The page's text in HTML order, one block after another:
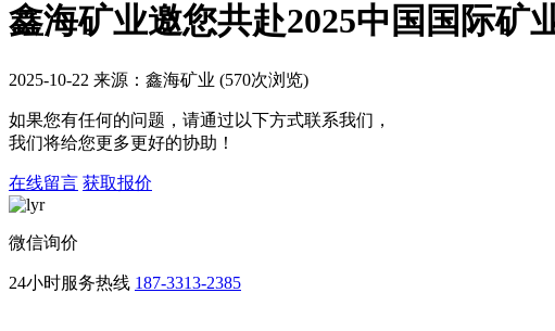
鑫海矿业邀您共赴2025中国国际矿
2025-10-22 来源：鑫海矿业 (570次浏览)
如果您有任何的问题，请通过以下方式联系我们，
我们将给您更多更好的协助！
在线留言 获取报价
微信询价
24小时服务热线 187-3313-2385